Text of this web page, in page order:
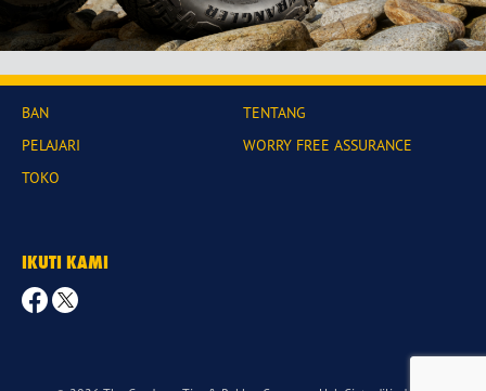
BAN
PELAJARI
TOKO
TENTANG
WORRY FREE ASSURANCE
IKUTI KAMI